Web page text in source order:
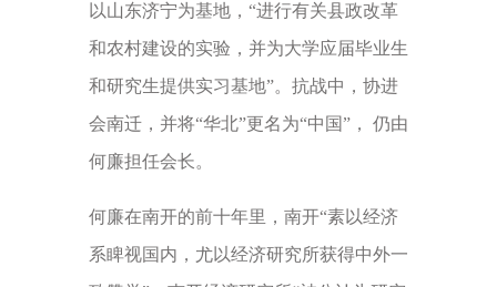
以山东济宁为基地，“进行有关县政改革
和农村建设的实验，并为大学应届毕业生
和研究生提供实习基地”。抗战中，协进
会南迁，并将“华北”更名为“中国”， 仍由
何廉担任会长。
何廉在南开的前十年里，南开“素以经济
系睥视国内，尤以经济研究所获得中外一